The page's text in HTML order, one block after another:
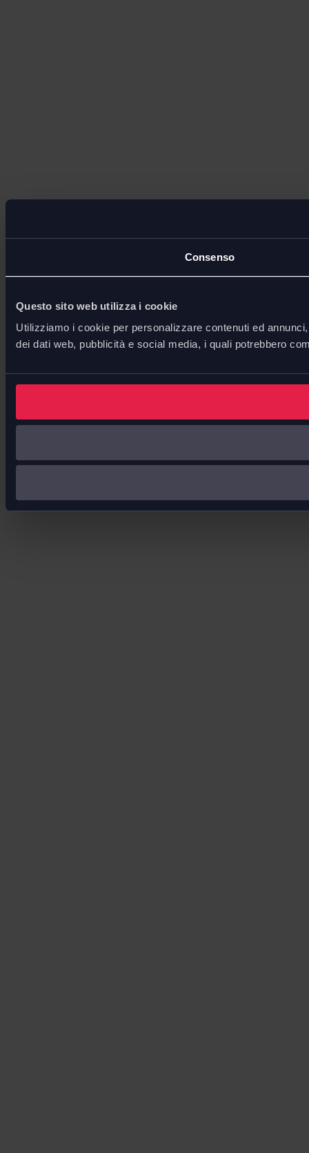
Consenso
Questo sito web utilizza i cookie
Utilizziamo i cookie per personalizzare contenuti ed
dei dati web, pubblicità e social media, i quali potrebbero